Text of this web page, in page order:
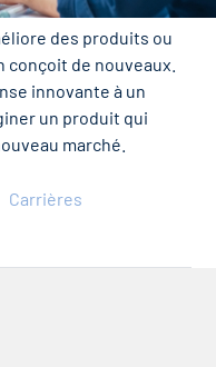
des produits ou
de nouveaux.
innovante à un
un produit qui
marché.
Carrières